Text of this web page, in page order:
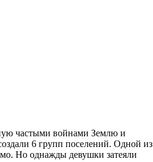
частыми войнами Землю и
6 групп поселений. Одной из
Но однажды девушки затеяли